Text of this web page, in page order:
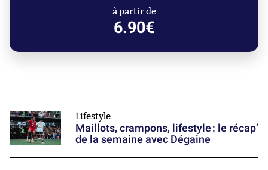
à partir de
6.90€
Lifestyle
Maillots, crampons, lifestyle : le récap’
de la semaine avec Dégaine